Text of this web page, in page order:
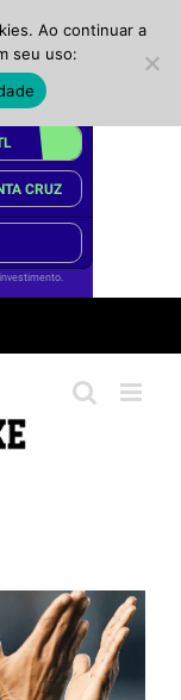
Ao continuar a
seu uso: